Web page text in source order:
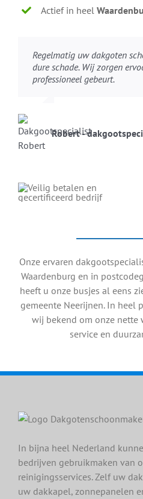
Actief in heel
Regelmatig uw dakgoten
dure schade. Wij zorgen
professioneel gebeurt.
Robert -
Onze ervaren
Waardenburg en in
heeft u onze busjes al eens
gemeente Neerijnen. In heel
wij bekend om onze nette
service en
In bijna heel Nederland
bedrijven gebruikmaken van
reinigingsservices. Zelf uw
uw dakkapel, zonnepanelen